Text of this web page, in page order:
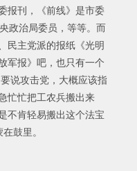
报刊，《前线》是市委
政治局委员，等等。而
民主党派的报纸《光明
军报》吧，也只有一个
说攻击党，大概应该指
忙忙把工农兵搬出来
不肯轻易搬出这个法宝
鼓里。